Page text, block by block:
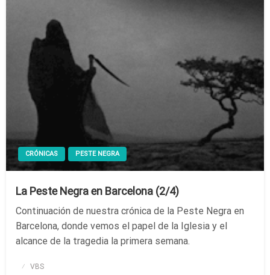
CRÓNICAS PESTE NEGRA
La Peste Negra en Barcelona (2/4)
Continuación de nuestra crónica de la Peste Negra en
Barcelona, donde vemos el papel de la Iglesia y el
alcance de la tragedia la primera semana.
Publicado
VBS